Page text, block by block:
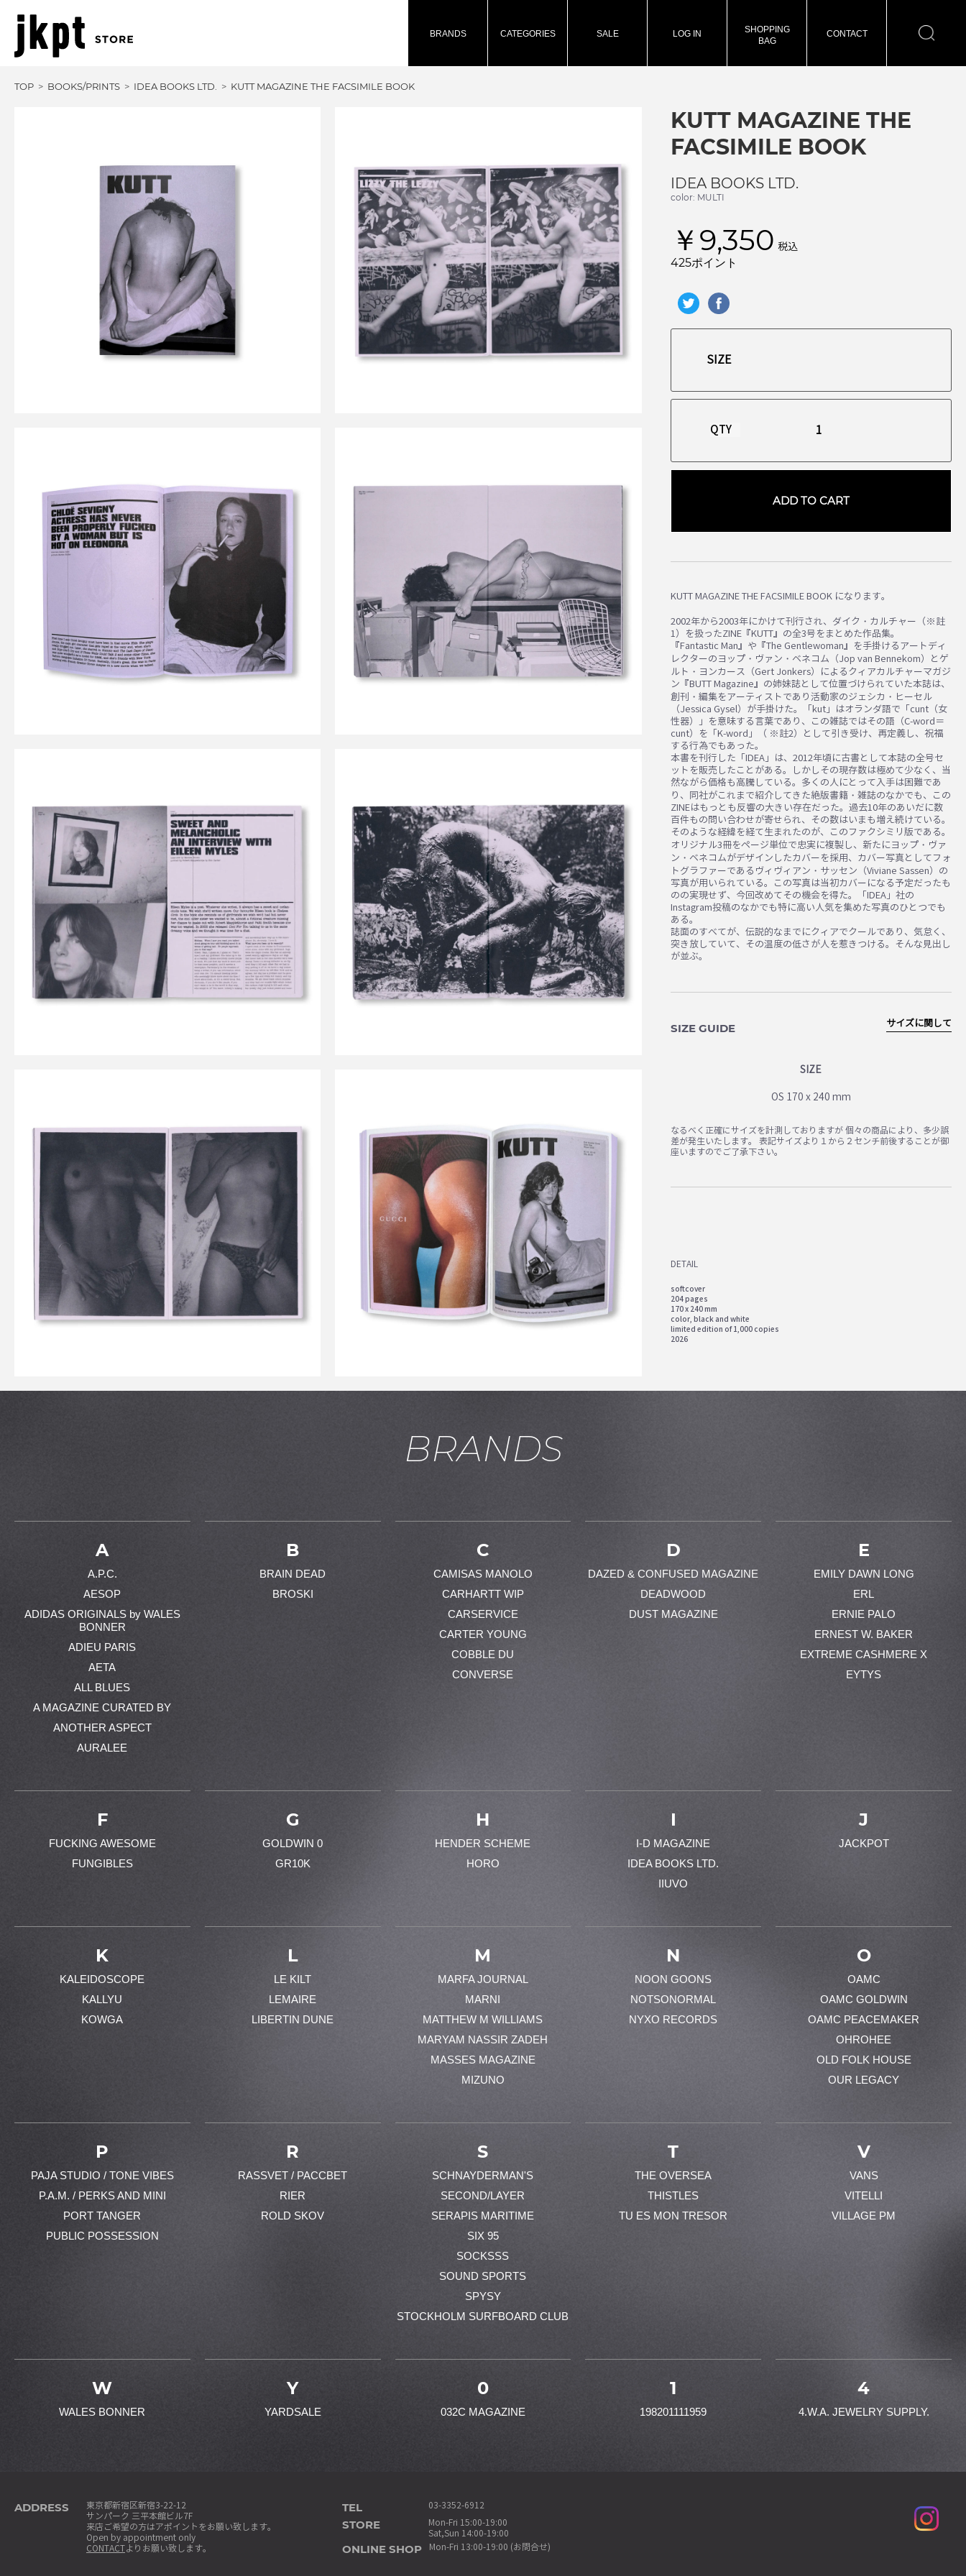
BRANDS CATEGORIES SALE LOG IN
SHOPPING
BAG
CONTACT
TOP BOOKS/PRINTS IDEA BOOKS LTD. KUTT MAGAZINE THE FACSIMILE BOOK
KUTT MAGAZINE THE
FACSIMILE BOOK
IDEA BOOKS LTD.
color: MULTI
￥9,350 税込
425ポイント
QTY
ADD TO CART
KUTT MAGAZINE THE FACSIMILE BOOK になります。
2002年から2003年にかけて刊行され、ダイク・カルチャー（※註
1）を扱ったZINE『KUTT』の全3号をまとめた作品集。
『Fantastic Man』や『The Gentlewoman』を手掛けるアートディ
レクターのヨップ・ヴァン・ベネコム（Jop van Bennekom）とゲ
ルト・ヨンカース（Gert Jonkers）によるクィアカルチャーマガジ
ン『BUTT Magazine』の姉妹誌として位置づけられていた本誌は、
創刊・編集をアーティストであり活動家のジェシカ・ヒーセル
（Jessica Gysel）が手掛けた。「kut」はオランダ語で「cunt（女
性器）」を意味する言葉であり、この雑誌ではその語（C-word＝
cunt）を「K-word」（ ※註2）として引き受け、再定義し、祝福
する行為でもあった。
本書を刊行した「IDEA」は、2012年頃に古書として本誌の全号セ
ットを販売したことがある。しかしその現存数は極めて少なく、当
然ながら価格も高騰している。多くの人にとって入手は困難であ
り、同社がこれまで紹介してきた絶版書籍・雑誌のなかでも、この
ZINEはもっとも反響の大きい存在だった。過去10年のあいだに数
百件もの問い合わせが寄せられ、その数はいまも増え続けている。
そのような経緯を経て生まれたのが、このファクシミリ版である。
オリジナル3冊をページ単位で忠実に複製し、新たにヨップ・ヴァ
ン・ベネコムがデザインしたカバーを採用、カバー写真としてフォ
トグラファーであるヴィヴィアン・サッセン（Viviane Sassen）の
写真が用いられている。この写真は当初カバーになる予定だったも
のの実現せず、今回改めてその機会を得た。「IDEA」社の
Instagram投稿のなかでも特に高い人気を集めた写真のひとつでも
ある。
誌面のすべてが、伝説的なまでにクィアでクールであり、気怠く、
突き放していて、その温度の低さが人を惹きつける。そんな見出し
が並ぶ。
SIZE GUIDE
SIZE
OS 170 x 240 mm
サイズに関して
なるべく正確にサイズを計測しておりますが 個々の商品により、多少誤
差が発生いたします。 表記サイズより１から２センチ前後することが御
座いますのでご了承下さい。
DETAIL
softcover
204 pages
170 x 240 mm
color, black and white
limited edition of 1,000 copies
2026
お買い物を続ける カートへ進む
BRANDS
A
A.P.C.
AESOP
ADIDAS ORIGINALS by WALES
BONNER
ADIEU PARIS
AETA
ALL BLUES
A MAGAZINE CURATED BY
ANOTHER ASPECT
AURALEE
B
BRAIN DEAD
BROSKI
C
CAMISAS MANOLO
CARHARTT WIP
CARSERVICE
CARTER YOUNG
COBBLE DU
CONVERSE
D
DAZED & CONFUSED MAGAZINE
DEADWOOD
DUST MAGAZINE
E
EMILY DAWN LONG
ERL
ERNIE PALO
ERNEST W. BAKER
EXTREME CASHMERE X
EYTYS
F
FUCKING AWESOME
FUNGIBLES
G
GOLDWIN 0
GR10K
H
HENDER SCHEME
HORO
I
I-D MAGAZINE
IDEA BOOKS LTD.
IIUVO
J
JACKPOT
K
KALEIDOSCOPE
KALLYU
KOWGA
L
LE KILT
LEMAIRE
LIBERTIN DUNE
M
MARFA JOURNAL
MARNI
MATTHEW M WILLIAMS
MARYAM NASSIR ZADEH
MASSES MAGAZINE
MIZUNO
N
NOON GOONS
NOTSONORMAL
NYXO RECORDS
O
OAMC
OAMC GOLDWIN
OAMC PEACEMAKER
OHROHEE
OLD FOLK HOUSE
OUR LEGACY
P
PAJA STUDIO / TONE VIBES
P.A.M. / PERKS AND MINI
PORT TANGER
PUBLIC POSSESSION
R
RASSVET / PACCBET
RIER
ROLD SKOV
S
SCHNAYDERMAN'S
SECOND/LAYER
SERAPIS MARITIME
SIX 95
SOCKSSS
SOUND SPORTS
SPYSY
STOCKHOLM SURFBOARD CLUB
T
THE OVERSEA
THISTLES
TU ES MON TRESOR
V
VANS
VITELLI
VILLAGE PM
W
WALES BONNER
Y
YARDSALE
0
032C MAGAZINE
1
198201111959
4
4.W.A. JEWELRY SUPPLY.
ADDRESS
東京都新宿区新宿3-22-12
サンパーク 三平本館ビル7F
来店ご希望の方はアポイントをお願い致します。
Open by appointment only
CONTACTよりお願い致します。
TEL 03-3352-6912
STORE
Mon-Fri 15:00-19:00
Sat,Sun 14:00-19:00
ONLINE SHOP Mon-Fri 13:00-19:00 (お問合せ)